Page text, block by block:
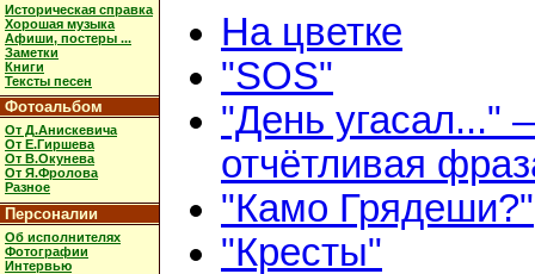
Историческая справка
Хорошая музыка
Афиши, постеры ...
Заметки
Книги
Тексты песен
Фотоальбом
От Д.Анискевича
От Е.Гиршева
От В.Окунева
От Я.Фролова
Разное
Персоналии
Об исполнителях
Фотографии
Интервью
На цветке
"SOS"
"День угасал..."
отчётливая
"Камо Грядеши?"
"Кресты"